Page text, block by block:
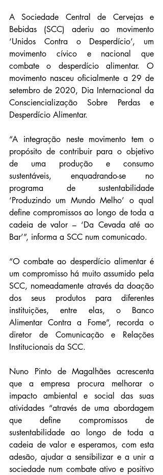
A Sociedade Central de Cervejas e
Bebidas (SCC) aderiu ao movimento
‘Unidos Contra o Desperdício’, um
movimento cívico e nacional que
combate o desperdício alimentar. O
movimento nasceu oficialmente a 29 de
setembro de 2020, Dia Internacional da
Consciencialização Sobre Perdas e
Desperdício Alimentar.
“A integração neste movimento tem o
propósito de contribuir para o objetivo
de uma produção e consumo
sustentáveis, enquadrando-se no
programa de sustentabilidade
‘Produzindo um Mundo Melho’ o qual
define compromissos ao longo de toda a
cadeia de valor – ‘Da Cevada até ao
Bar’”, informa a SCC num comunicado.
“O combate ao desperdício alimentar é
um compromisso há muito assumido pela
SCC, nomeadamente através da doação
dos seus produtos para diferentes
instituições, entre elas, o Banco
Alimentar Contra a Fome”, recorda o
diretor de Comunicação e Relações
Institucionais da SCC.
Nuno Pinto de Magalhães acrescenta
que a empresa procura melhorar o
impacto ambiental e social das suas
atividades “através de uma abordagem
que define compromissos de
sustentabilidade ao longo de toda a
cadeia de valor e esperamos, com esta
adesão, ajudar a sensibilizar e a unir a
sociedade num combate ativo e positivo